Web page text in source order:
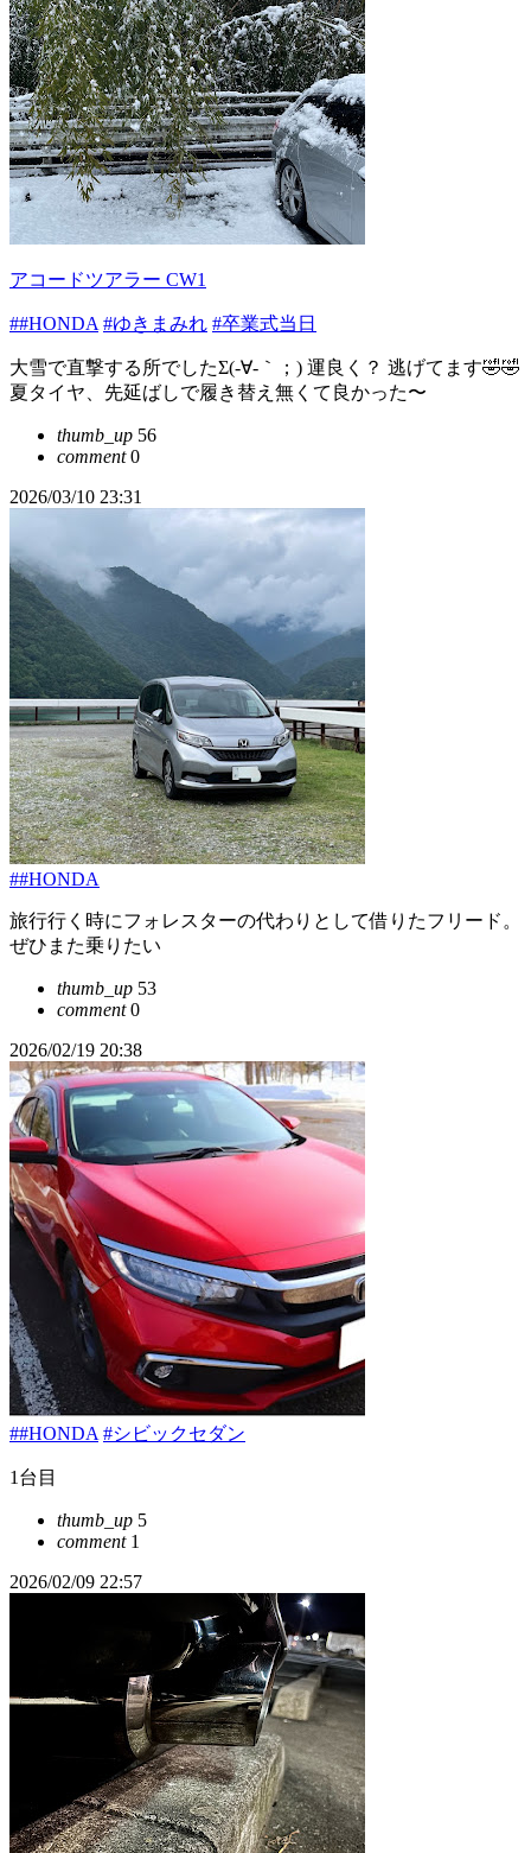
アコードツアラー CW1
##HONDA #ゆきまみれ #卒業式当日
大雪で直撃する所でしたΣ(-∀-｀；) 運良く？ 逃げてます🤣🤣
夏タイヤ、先延ばしで履き替え無くて良かった〜
thumb_up 56
comment0
2026/03/10 23:31
##HONDA
旅行行く時にフォレスターの代わりとして借りたフリード。
ぜひまた乗りたい
thumb_up 53
comment0
2026/02/19 20:38
##HONDA #シビックセダン
1台目
thumb_up 5
comment1
2026/02/09 22:57